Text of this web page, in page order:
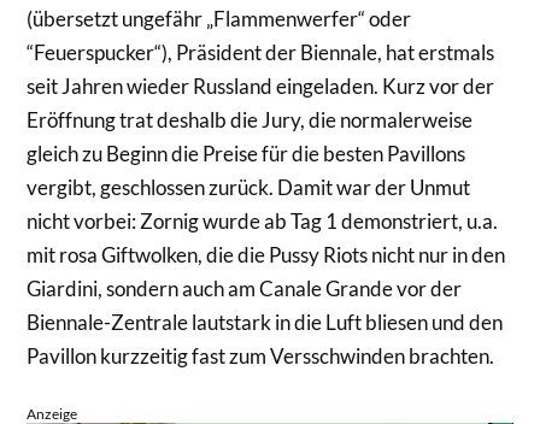
(übersetzt ungefähr „Flammenwerfer“ oder
“Feuerspucker“), Präsident der Biennale, hat erstmals
seit Jahren wieder Russland eingeladen. Kurz vor der
Eröffnung trat deshalb die Jury, die normalerweise
gleich zu Beginn die Preise für die besten Pavillons
vergibt, geschlossen zurück. Damit war der Unmut
nicht vorbei: Zornig wurde ab Tag 1 demonstriert, u.a.
mit rosa Giftwolken, die die Pussy Riots nicht nur in den
Giardini, sondern auch am Canale Grande vor der
Biennale-Zentrale lautstark in die Luft bliesen und den
Pavillon kurzzeitig fast zum Versschwinden brachten.
Anzeige